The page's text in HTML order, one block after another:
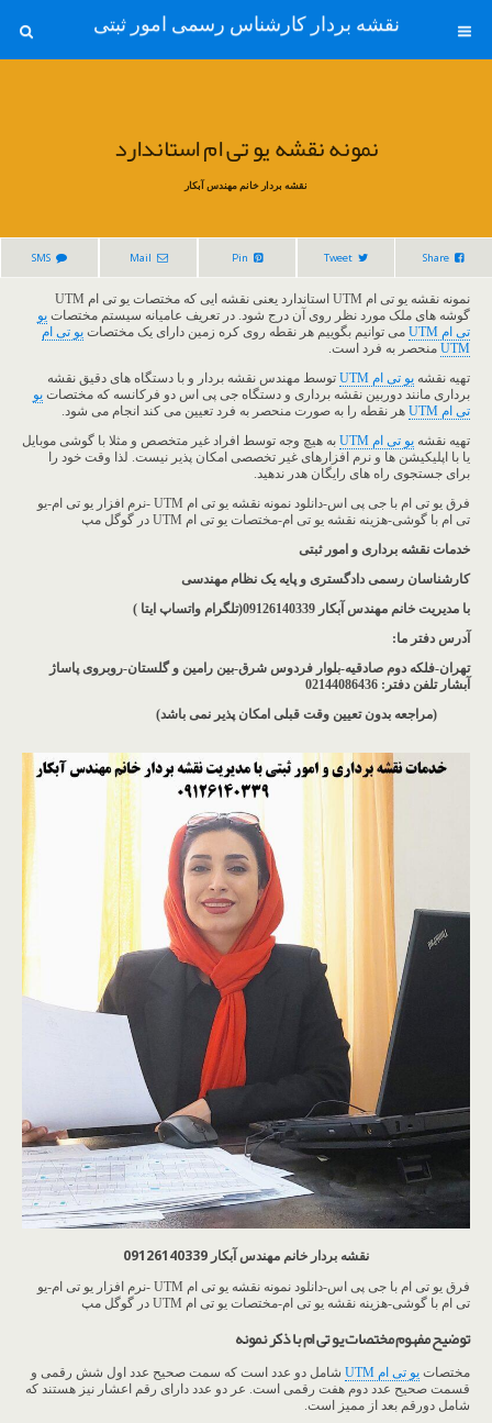
نقشه بردار کارشناس رسمی امور ثبتی
نمونه نقشه یو تی ام استاندارد
نقشه بردار خانم مهندس آبکار
Share
Tweet
Pin
Mail
SMS
نمونه نقشه یو تی ام UTM استاندارد یعنی نقشه ایی که مختصات یو تی ام UTM
گوشه های ملک مورد نظر روی آن درج شود. در تعریف عامیانه سیستم مختصات یو
تی ام UTM
می توانیم بگوییم هر نقطه روی کره زمین دارای یک مختصات یو تی ام
UTM منحصر به فرد است.
تهیه نقشه یو تی ام UTM
توسط مهندس نقشه بردار و با دستگاه های دقیق نقشه
برداری مانند دوربین نقشه برداری و دستگاه جی پی اس دو فرکانسه که مختصات یو
تی ام UTM
هر نقطه را به صورت منحصر به فرد تعیین می کند انجام می شود.
تهیه نقشه یو تی ام UTM
به هیچ وجه توسط افراد غیر متخصص و مثلا با گوشی موبایل
یا با اپلیکیشن ها و نرم افزارهای غیر تخصصی امکان پذیر نیست. لذا وقت خود را
برای جستجوی راه های رایگان هدر ندهید.
فرق یو تی ام با جی پی اس-دانلود نمونه نقشه یو تی ام UTM -نرم افزار یو تی ام-یو
تی ام با گوشی-هزینه نقشه یو تی ام-مختصات یو تی ام UTM در گوگل مپ
خدمات نقشه برداری و امور ثبتی
کارشناسان رسمی دادگستری و پایه یک نظام مهندسی
با مدیریت خانم مهندس آبکار 09126140339(تلگرام واتساپ ایتا )
آدرس دفتر ما:
تهران-فلکه دوم صادقیه-بلوار فردوس شرق-بین رامین و گلستان-روبروی پاساژ
آبشار تلفن دفتر: 02144086436
(مراجعه بدون تعیین وقت قبلی امکان پذیر نمی باشد)
نقشه بردار خانم مهندس آبکار 09126140339
فرق یو تی ام با جی پی اس-دانلود نمونه نقشه یو تی ام UTM -نرم افزار یو تی ام-یو
تی ام با گوشی-هزینه نقشه یو تی ام-مختصات یو تی ام UTM در گوگل مپ
توضیح مفهوم مختصات یو تی ام با ذکر نمونه
مختصات یو تی ام UTM
شامل دو عدد است که سمت صحیح عدد اول شش رقمی و
قسمت صحیح عدد دوم هفت رقمی است. عر دو عدد دارای رقم اعشار نیز هستند که
شامل دورقم بعد از ممیز است.